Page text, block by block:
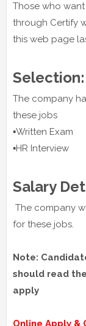
Those who
through Certify
this web page
Selection:
The company
these jobs
▪️Written Exam
▪️HR Interview
Salary
The company
for these jobs.
Note:
should read
apply
Online Apply &